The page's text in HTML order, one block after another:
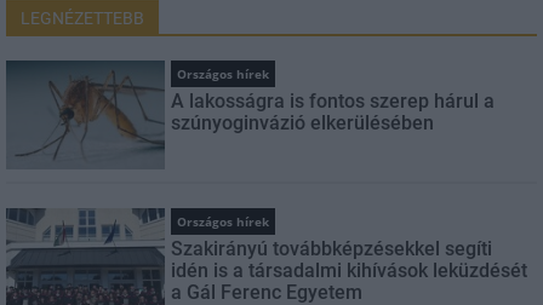
LEGNÉZETTEBB
Országos hírek
A lakosságra is fontos szerep hárul a
szúnyoginvázió elkerülésében
Országos hírek
Szakirányú továbbképzésekkel segíti
idén is a társadalmi kihívások leküzdését
a Gál Ferenc Egyetem